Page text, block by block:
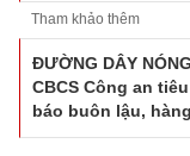
Tham khảo thêm
ĐƯỜNG DÂY
CBCS Công an
báo buôn lậu,